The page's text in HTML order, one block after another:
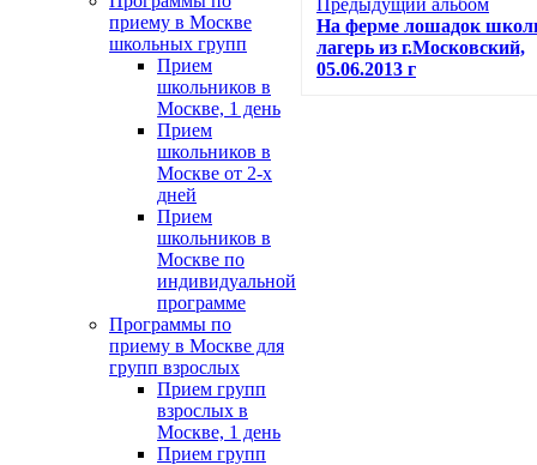
приему в Москве
школьных групп
Прием
школьников в
Москве, 1 день
Прием
школьников в
Москве от 2-х
дней
Прием
школьников в
Москве по
индивидуальной
программе
Программы по
приему в Москве для
групп взрослых
Прием групп
взрослых в
Москве, 1 день
Прием групп
Предыдущий альбом
На ферме лошадок
лагерь из г.Московский,
05.06.2013 г